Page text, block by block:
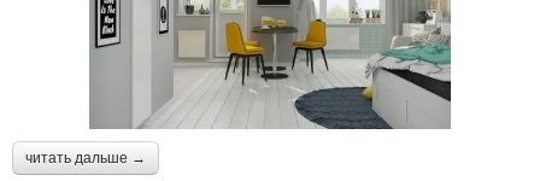
читать дальше →